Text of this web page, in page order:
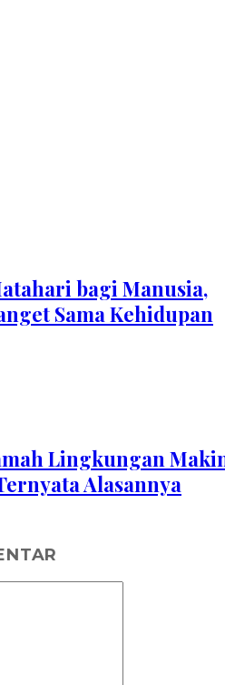
bagi Manusia,
Sama Kehidupan
Lingkungan
Alasannya